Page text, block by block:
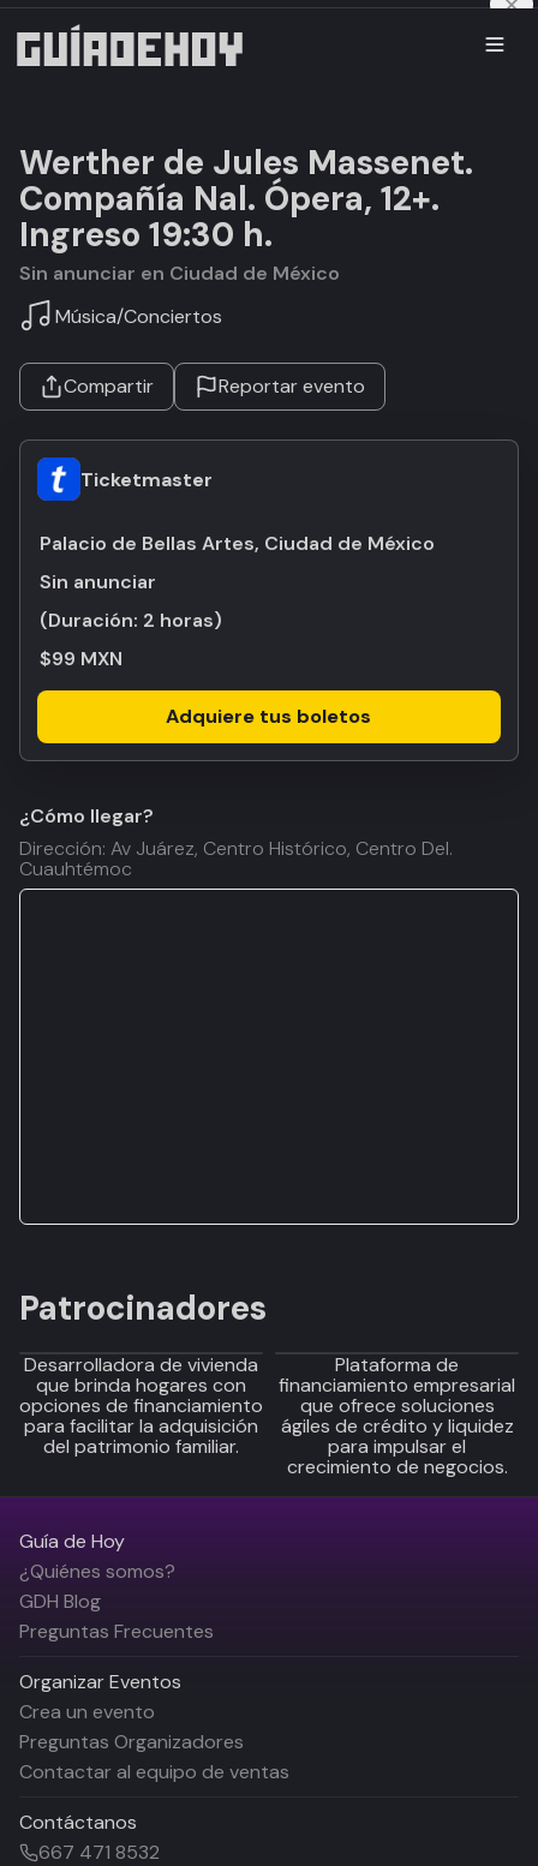
Werther de Jules Massenet.
Compañía Nal. Ópera, 12+.
Ingreso 19:30 h.
Sin anunciar en Ciudad de México
Música/Conciertos
Compartir Reportar evento
Ticketmaster
Palacio de Bellas Artes, Ciudad de México
Sin anunciar
(Duración: 2 horas)
$99 MXN
Adquiere tus boletos
¿Cómo llegar?
Dirección: Av Juárez, Centro Histórico, Centro Del.
Cuauhtémoc
Patrocinadores
Desarrolladora de vivienda
que brinda hogares con
opciones de financiamiento
para facilitar la adquisición
del patrimonio familiar.
Plataforma de
financiamiento empresarial
que ofrece soluciones
ágiles de crédito y liquidez
para impulsar el
crecimiento de negocios.
Guía de Hoy
¿Quiénes somos?
GDH Blog
Preguntas Frecuentes
Organizar Eventos
Crea un evento
Preguntas Organizadores
Contactar al equipo de ventas
Contáctanos
667 471 8532